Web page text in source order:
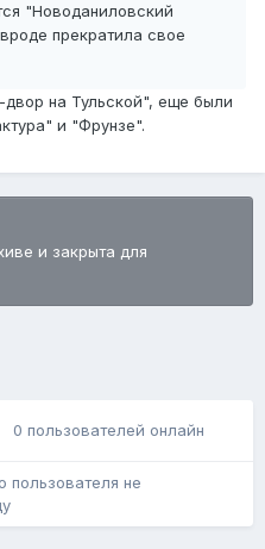
"Новоданиловский
прекратила свое
на Тульской", еще были
и "Фрунзе".
и закрыта для
0 пользователей онлайн
пользователя не